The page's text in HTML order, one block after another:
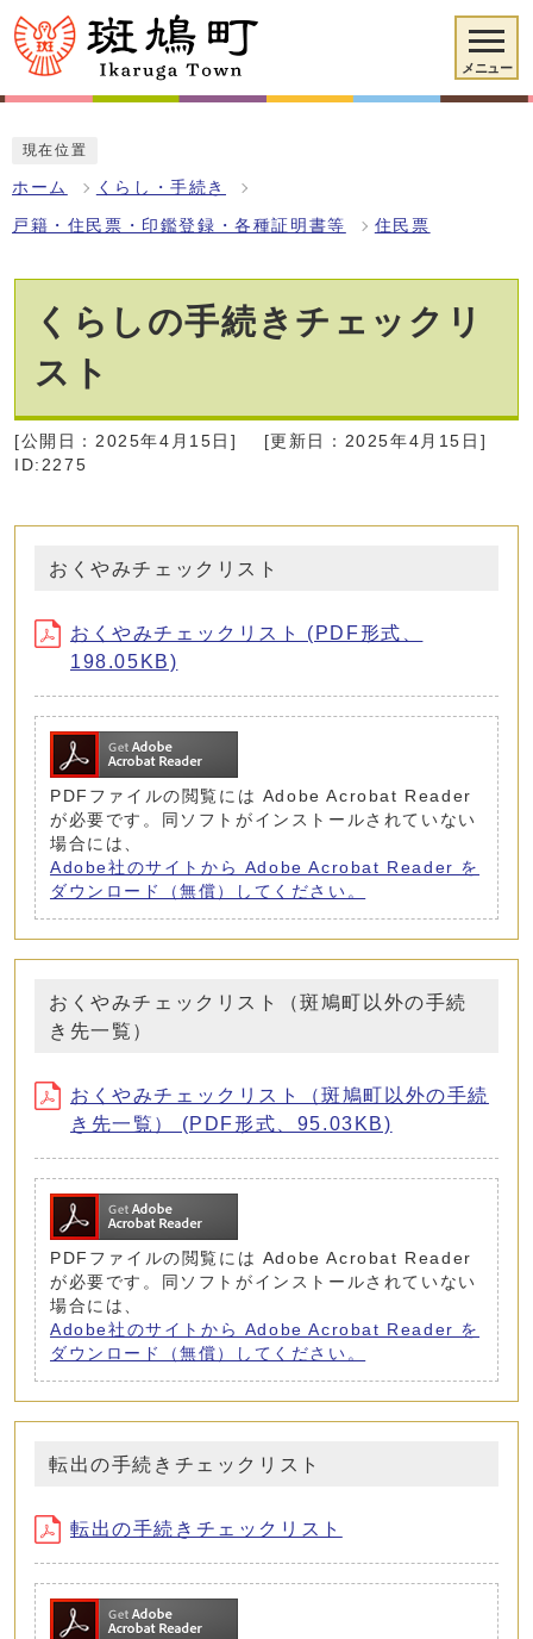
メニュー
現在位置
ホーム くらし・手続き
戸籍・住民票・印鑑登録・各種証明書等 住民票
くらしの手続きチェックリ
スト
[公開日：2025年4月15日]
[更新日：2025年4月15日]
ID:2275
おくやみチェックリスト
おくやみチェックリスト (PDF形式、
198.05KB)
PDFファイルの閲覧には Adobe Acrobat Reader
が必要です。同ソフトがインストールされていない
場合には、
Adobe社のサイトから Adobe Acrobat Reader を
ダウンロード（無償）してください。
おくやみチェックリスト（斑鳩町以外の手続
き先一覧）
おくやみチェックリスト（斑鳩町以外の手続
き先一覧） (PDF形式、95.03KB)
PDFファイルの閲覧には Adobe Acrobat Reader
が必要です。同ソフトがインストールされていない
場合には、
Adobe社のサイトから Adobe Acrobat Reader を
ダウンロード（無償）してください。
転出の手続きチェックリスト
転出の手続きチェックリスト